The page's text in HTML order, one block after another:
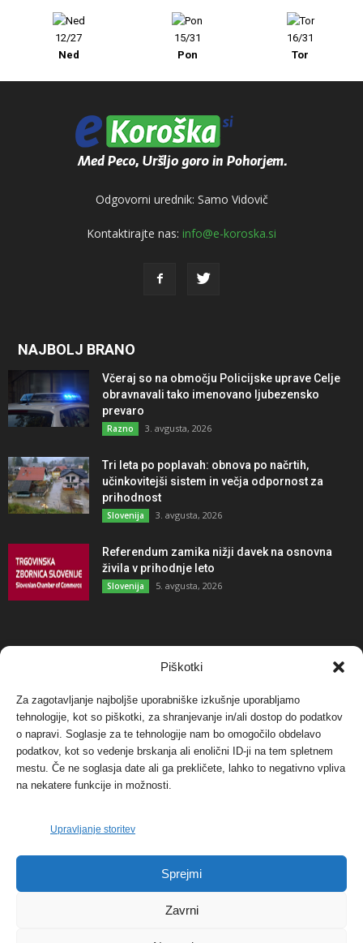
Piškotki
Za zagotavljanje najboljše uporabniške izkušnje uporabljamo
tehnologije, kot so piškotki, za shranjevanje in/ali dostop do podatkov
o napravi. Soglasje za te tehnologije nam bo omogočilo obdelavo
podatkov, kot so vedenje brskanja ali enolični ID-ji na tem spletnem
mestu. Če ne soglasja date ali ga prekličete, lahko to negativno vpliva
na nekatere funkcije in možnosti.
Upravljanje storitev
Sprejmi
Zavrni
12/27
Ned
15/31
Pon
16/31
Tor
Odgovorni urednik: Samo Vidovič
Kontaktirajte nas: info@e-koroska.si
NAJBOLJ BRANO
Včeraj so na območju Policijske uprave Celje
obravnavali tako imenovano ljubezensko
prevaro
Razno 3. avgusta, 2026
Tri leta po poplavah: obnova po načrtih,
učinkovitejši sistem in večja odpornost za
prihodnost
Slovenija 3. avgusta, 2026
Referendum zamika nižji davek na osnovna
živila v prihodnje leto
Slovenija 5. avgusta, 2026
NAJBOLJ KOMENTIRANO
Protest proti vetrnim elektrarnam na Ojstrici, v
svetu pa vedno bolj...
Dogodki 12. maja, 2017
Tožilstvo v Celovcu v korist elektrarnam
Verbund
FOTO: Razstava cvetličarskega mojstra Andreja
Dogodki 27. novembra, 2017